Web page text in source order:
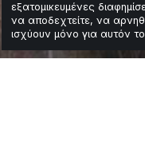
εξατομικευμένες
να αποδεχτείτε, να
ισχύουν μόνο για αυτόν